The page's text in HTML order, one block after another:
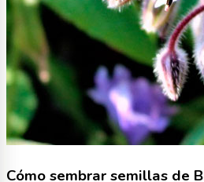
Cómo sembrar semillas de